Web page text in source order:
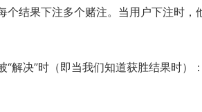
个结果下注多个赌注。当用户下注时，
“解决”时（即当我们知道获胜结果时）：